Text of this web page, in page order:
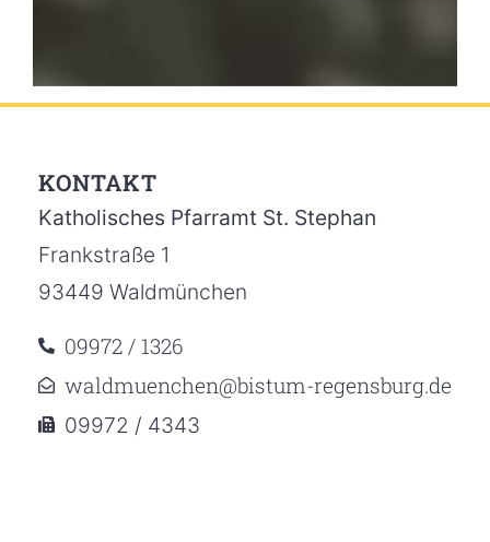
KONTAKT
Katholisches Pfarramt St. Stephan
Frankstraße 1
93449 Waldmünchen
09972 / 1326
waldmuenchen@bistum-regensburg.de
09972 / 4343